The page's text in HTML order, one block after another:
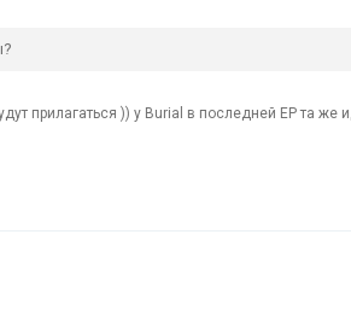
прилагаться )) у Burial в последней EP та же